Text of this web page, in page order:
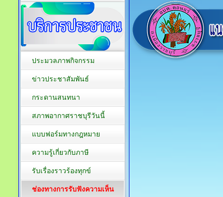
ประมวลภาพกิจกรรม
ข่าวประชาสัมพันธ์
กระดานสนทนา
สภาพอากาศราชบุรีวันนี้
แบบฟอร์มทางกฎหมาย
ความรู้เกี่ยวกับภาษี
รับเรื่องราวร้องทุกข์
ช่องทางการรับฟังความเห็น